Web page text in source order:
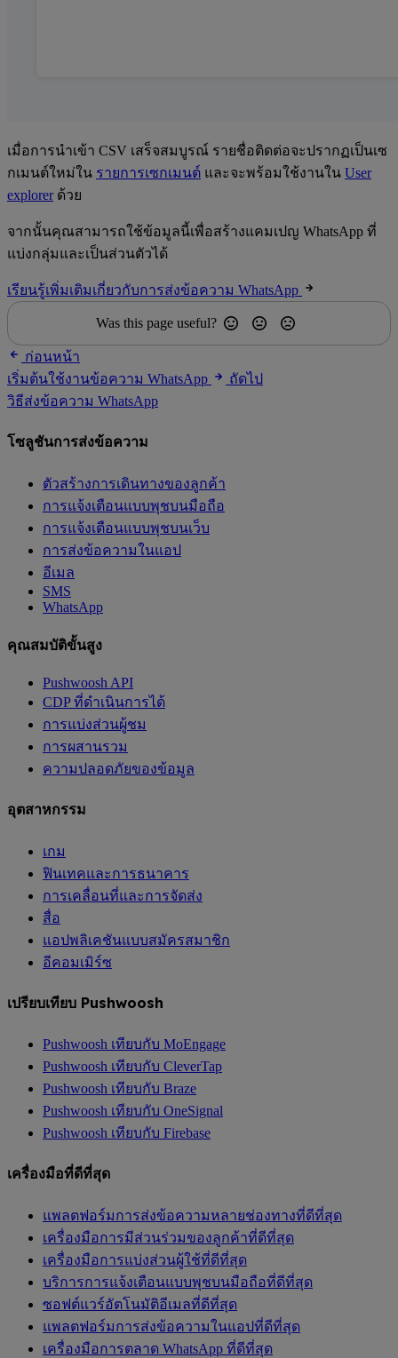
เมื่อการนำเข้า CSV เสร็จสมบูรณ์ รายชื่อติดต่อจะปรากฏเป็นเซ
กเมนต์ใหม่ใน รายการเซกเมนต์ และจะพร้อมใช้งานใน User
explorerด้วย
จากนั้นคุณสามารถใช้ข้อมูลนี้เพื่อสร้างแคมเปญ WhatsApp ที่
แบ่งกลุ่มและเป็นส่วนตัวได้
เรียนรู้เพิ่มเติมเกี่ยวกับการส่งข้อความ WhatsApp
Was this page useful?
ก่อนหน้า
เริ่มต้นใช้งานข้อความ WhatsApp
ถัดไป
วิธีส่งข้อความ WhatsApp
โซลูชันการส่งข้อความ
ตัวสร้างการเดินทางของลูกค้า
การแจ้งเตือนแบบพุชบนมือถือ
การแจ้งเตือนแบบพุชบนเว็บ
การส่งข้อความในแอป
อีเมล
SMS
WhatsApp
คุณสมบัติขั้นสูง
Pushwoosh API
CDP ที่ดำเนินการได้
การแบ่งส่วนผู้ชม
การผสานรวม
ความปลอดภัยของข้อมูล
อุตสาหกรรม
เกม
ฟินเทคและการธนาคาร
การเคลื่อนที่และการจัดส่ง
สื่อ
แอปพลิเคชันแบบสมัครสมาชิก
อีคอมเมิร์ซ
เปรียบเทียบ Pushwoosh
Pushwoosh เทียบกับ MoEngage
Pushwoosh เทียบกับ CleverTap
Pushwoosh เทียบกับ Braze
Pushwoosh เทียบกับ OneSignal
Pushwoosh เทียบกับ Firebase
เครื่องมือที่ดีที่สุด
แพลตฟอร์มการส่งข้อความหลายช่องทางที่ดีที่สุด
เครื่องมือการมีส่วนร่วมของลูกค้าที่ดีที่สุด
เครื่องมือการแบ่งส่วนผู้ใช้ที่ดีที่สุด
บริการการแจ้งเตือนแบบพุชบนมือถือที่ดีที่สุด
ซอฟต์แวร์อัตโนมัติอีเมลที่ดีที่สุด
แพลตฟอร์มการส่งข้อความในแอปที่ดีที่สุด
เครื่องมือการตลาด WhatsApp ที่ดีที่สุด